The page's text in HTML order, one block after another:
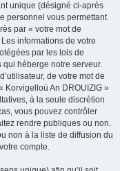
unique (désigné ci-après
personnel vous permettant
par « votre mot de
informations de votre
par les lois de
héberge notre serveur.
de votre mot de
Korvigelloù An DROUIZIG »
à la seule discrétion
vous pouvez contrôler
rendre publiques ou non.
non à la liste de diffusion du
compte.